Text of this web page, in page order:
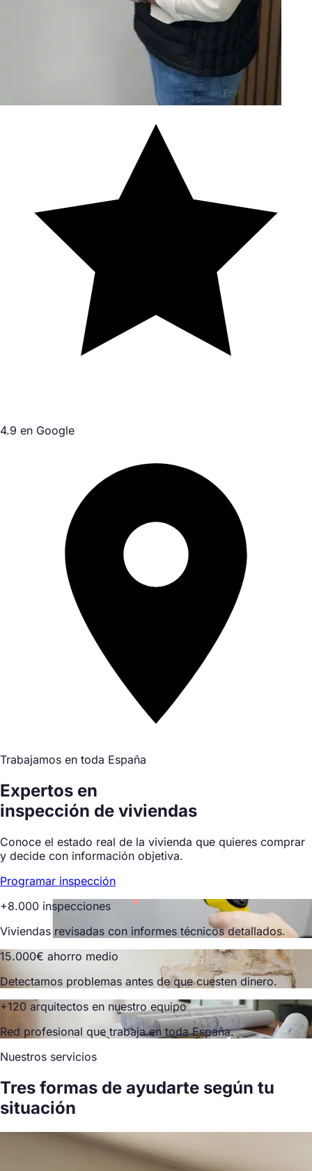
4.9 en Google
Trabajamos en toda España
Expertos en
inspección de viviendas
Conoce el estado real de la vivienda que quieres comprar
y decide con información objetiva.
Programar inspección
+8.000 inspecciones
Viviendas revisadas con informes técnicos detallados.
15.000€ ahorro medio
Detectamos problemas antes de que cuesten dinero.
+120 arquitectos en nuestro equipo
Red profesional que trabaja en toda España.
Nuestros servicios
Tres formas de ayudarte según tu
situación